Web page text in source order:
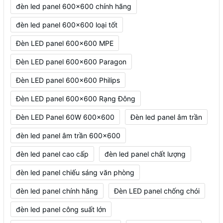
đèn led panel 600x600 chính hãng
đèn led panel 600x600 loại tốt
Đèn LED panel 600x600 MPE
Đèn LED panel 600x600 Paragon
Đèn LED panel 600x600 Philips
Đèn LED panel 600x600 Rạng Đông
Đèn LED Panel 60W 600x600 Đèn led panel âm trần
đèn led panel âm trần 600x600
đèn led panel cao cấp đèn led panel chất lượng
đèn led panel chiếu sáng văn phòng
đèn led panel chính hãng Đèn LED panel chống chói
đèn led panel công suất lớn